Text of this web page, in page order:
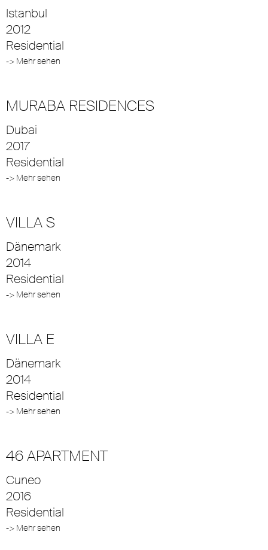
Istanbul
2012
Residential
-> Mehr sehen
MURABA RESIDENCES
Dubai
2017
Residential
-> Mehr sehen
VILLA S
Dänemark
2014
Residential
-> Mehr sehen
VILLA E
Dänemark
2014
Residential
-> Mehr sehen
46 APARTMENT
Cuneo
2016
Residential
-> Mehr sehen